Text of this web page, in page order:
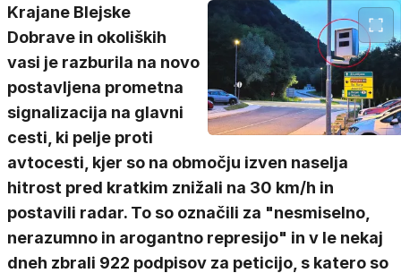
Krajane Blejske
Dobrave in okoliških
vasi je razburila na novo
postavljena prometna
signalizacija na glavni
cesti, ki pelje proti
avtocesti, kjer so na območju izven naselja
hitrost pred kratkim znižali na 30 km/h in
postavili radar. To so označili za "nesmiselno,
nerazumno in arogantno represijo" in v le nekaj
dneh zbrali 922 podpisov za peticijo, s katero so